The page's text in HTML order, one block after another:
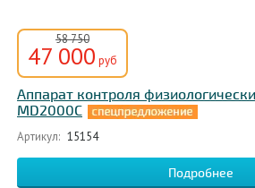
58 750
47 000 руб
Аппарат контроля
MD2000С
Артикул: 15154
Подробнее